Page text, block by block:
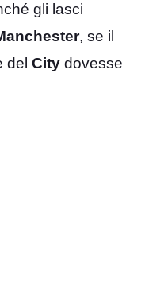
gli lasci
, se il
del City dovesse